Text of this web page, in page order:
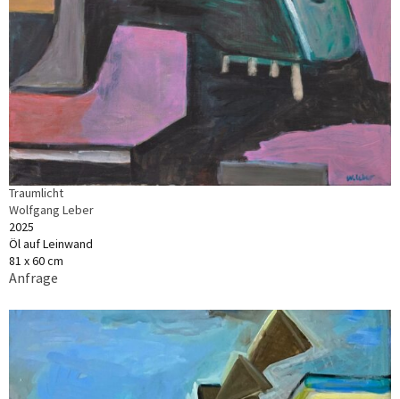
Traumlicht
Wolfgang Leber
2025
Öl auf Leinwand
81 x 60 cm
Anfrage